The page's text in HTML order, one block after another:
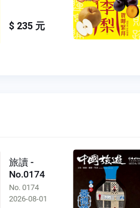
$ 235 元
旅讀 -
No.0174
No. 0174
2026-08-01